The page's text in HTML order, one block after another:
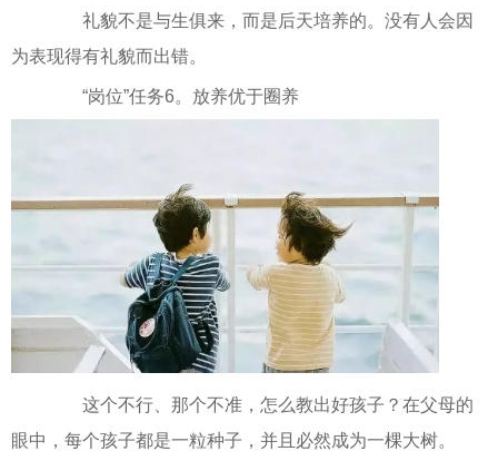
礼貌不是与生俱来，而是后天培养的。没有人会因
为表现得有礼貌而出错。
“岗位”任务6。放养优于圈养
这个不行、那个不准，怎么教出好孩子？在父母的
眼中，每个孩子都是一粒种子，并且必然成为一棵大树。